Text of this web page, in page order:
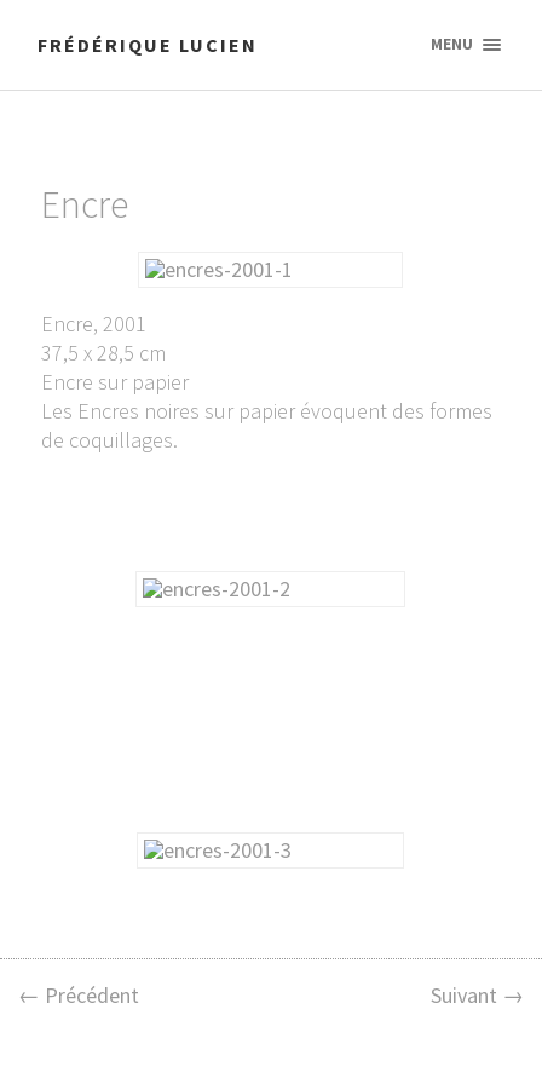
FRÉDÉRIQUE LUCIEN MENU
Encre
Encre, 2001
37,5 x 28,5 cm
Encre sur papier
Les Encres noires sur papier évoquent des formes
de coquillages.
← Précédent Suivant →